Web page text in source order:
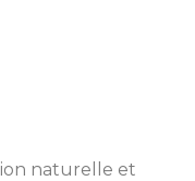
naturelle et